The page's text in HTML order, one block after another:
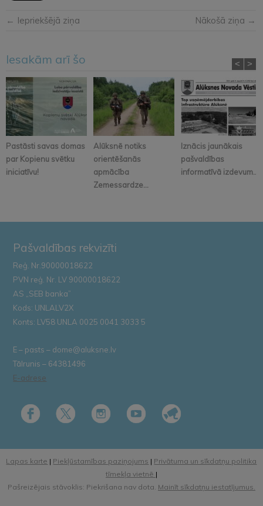
← Iepriekšējā ziņa Nākošā ziņa →
Iesakām arī šo
Pastāsti savas domas
par Kopienu svētku
iniciatīvu!
Alūksnē notiks
orientēšanās
apmācība
Zemessardze...
Iznācis jaunākais
pašvaldības
informatīvā izdevum...
< >
Pašvaldības rekvizīti
Reģ. Nr.90000018622
PVN reģ. Nr. LV 90000018622
AS „SEB banka”
Kods: UNLALV2X
Konts: LV58 UNLA 0025 0041 3033 5
E – pasts – dome@aluksne.lv
Tālrunis – 64381496
E-adrese
Lapas karte | Piekļūstamības paziņojums | Privātuma un sīkdatņu politika
tīmekļa vietnē |
Pašreizējais stāvoklis: Piekrišana nav dota. Mainīt sīkdatņu iestatījumus.